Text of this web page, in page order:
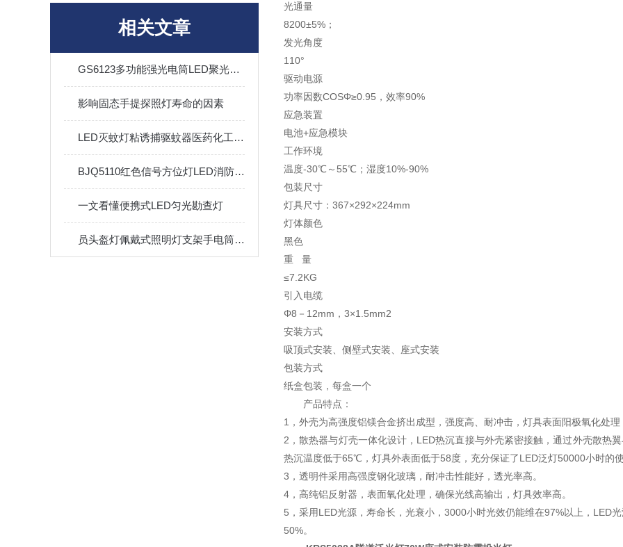
相关文章
GS6123多功能强光电筒LED聚光泛光电量显示5W巡检手电筒
影响固态手提探照灯寿命的因素
LED灭蚊灯粘诱捕驱蚊器医药化工仓库车间灭蚊虫苍蝇神器
BJQ5110红色信号方位灯LED消防员指示灯安全信号灯磁吸信号灯
一文看懂便携式LED匀光勘查灯
员头盔灯佩戴式照明灯支架手电筒6012头灯 EX及报告
光通量
8200±5%；
发光角度
110°
驱动电源
功率因数COSΦ≥0.95，效率90%
应急装置
电池+应急模块
工作环境
温度-30℃～55℃；湿度10%-90%
包装尺寸
灯具尺寸：367×292×224mm
灯体颜色
黑色
重 量
≤7.2KG
引入电缆
Φ8－12mm，3×1.5mm2
安装方式
吸顶式安装、侧壁式安装、座式安装
包装方式
纸盒包装，每盒一个
产品特点：
1，外壳为高强度铝镁合金挤出成型，强度高、耐冲击，灯具表面阳极氧化处
2，散热器与灯壳一体化设计，LED热沉直接与外壳紧密接触，通过外壳散热
热沉温度低于65℃，灯具外表面低于58度，充分保证了LED泛灯50000小时的
3，透明件采用高强度钢化玻璃，耐冲击性能好，透光率高。
4，高纯铝反射器，表面氧化处理，确保光线高输出，灯具效率高。
5，采用LED光源，寿命长，光衰小，3000小时光效仍能维在97%以上，LED
50%。